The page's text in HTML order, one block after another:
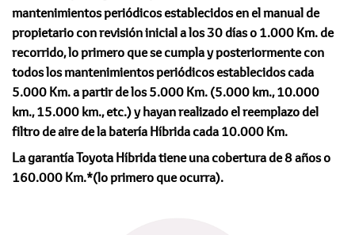
mantenimientos periódicos establecidos en el manual de
propietario con revisión inicial a los 30 días o 1.000 Km. de
recorrido, lo primero que se cumpla y posteriormente con
todos los mantenimientos periódicos establecidos cada
5.000 Km. a partir de los 5.000 Km. (5.000 km., 10.000
km., 15.000 km., etc.) y hayan realizado el reemplazo del
filtro de aire de la batería Híbrida cada 10.000 Km.
La garantía Toyota Híbrida tiene una cobertura de 8 años o
160.000 Km.*(lo primero que ocurra).